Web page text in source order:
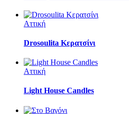
Αττική
Drosoulita Κερατσίνι
Αττική
Light House Candles